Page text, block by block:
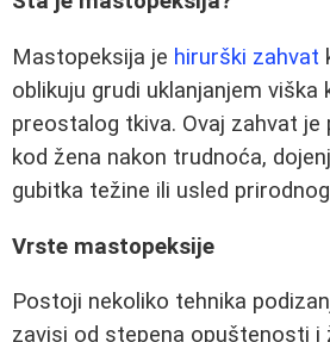
Mastopeksija je hirurški zahvat
oblikuju grudi uklanjanjem viška
preostalog tkiva. Ovaj zahvat je
kod žena nakon trudnoća,
gubitka težine ili usled
Vrste mastopeksije
Postoji nekoliko tehnika
zavisi od stepena opuštenosti i